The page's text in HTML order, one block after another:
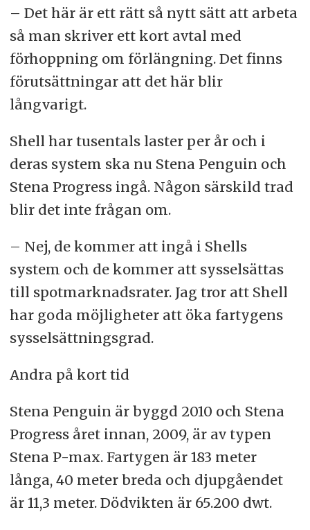
– Det här är ett rätt så nytt sätt att arbeta
så man skriver ett kort avtal med
förhoppning om förlängning. Det finns
förutsättningar att det här blir
långvarigt.
Shell har tusentals laster per år och i
deras system ska nu Stena Penguin och
Stena Progress ingå. Någon särskild trad
blir det inte frågan om.
– Nej, de kommer att ingå i Shells
system och de kommer att sysselsättas
till spotmarknadsrater. Jag tror att Shell
har goda möjligheter att öka fartygens
sysselsättningsgrad.
Andra på kort tid
Stena Penguin är byggd 2010 och Stena
Progress året innan, 2009, är av typen
Stena P-max. Fartygen är 183 meter
långa, 40 meter breda och djupgåendet
är 11,3 meter. Dödvikten är 65.200 dwt.